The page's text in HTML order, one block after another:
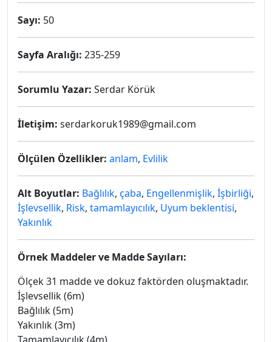
Sayı: 50
Sayfa Aralığı: 235-259
Sorumlu Yazar: Serdar Körük
İletişim: serdarkoruk1989@gmail.com
Ölçülen Özellikler: anlam, Evlilik
Alt Boyutlar: Bağlılık, çaba, Engellenmişlik, İşbirliği,
İşlevsellik, Risk, tamamlayıcılık, Uyum beklentisi,
Yakınlık
Örnek Maddeler ve Madde Sayıları:
Ölçek 31 madde ve dokuz faktörden oluşmaktadır.
İşlevsellik (6m)
Bağlılık (5m)
Yakınlık (3m)